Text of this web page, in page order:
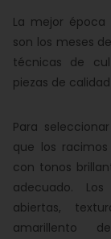
La mejor
son los meses
técnicas de
piezas de
Para
que los
con tonos
adecuado.
abiertas,
amarillento